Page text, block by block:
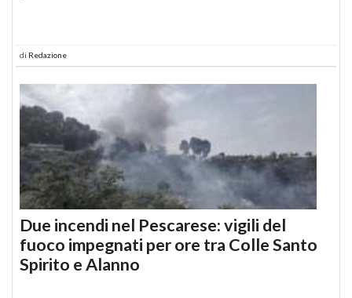
di Redazione
Due incendi nel Pescarese: vigili del
fuoco impegnati per ore tra Colle Santo
Spirito e Alanno